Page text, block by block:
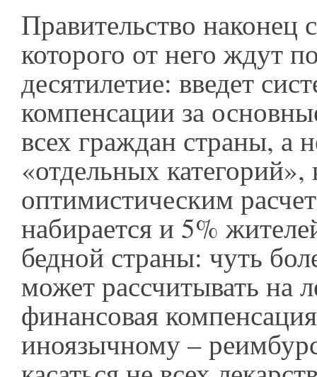
Правительство наконец
которого от него ждут
десятилетие: введет
компенсации за
всех граждан страны, а
«отдельных
оптимистическим
набирается и 5%
бедной страны: чуть
может рассчитывать на
финансовая
иноязычному –